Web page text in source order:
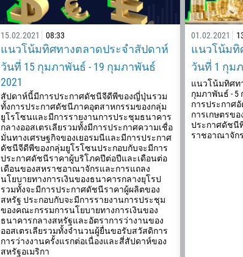
15.02.2021 08:33
แนวโน้มทิศทางตลาดประจำสัปดาห์
วันที่ 15 กุมภาพันธ์ - 19 กุมภาพันธ์
2021
สัปดาห์นี้มีการประกาศดัชนีจีดีพีของญี่ปุ่นรวม
ทั้งการประกาศดัชนีภาคอุตสาหกรรมของกลุ่ม
ยูโรโซนและมีการรายงานการประชุมธนาคาร
กลางออสเตรเลียรวมทั้งมีการประกาศความเชื่อ
มั่นทางเศรษฐกิจของเยอรมนีและมีการประกาศ
ดัชนีจีดีพีของกลุ่มยูโรโซนประกอบกับจะมีการ
ประกาศดัชนีราคาผู้บริโภคปีต่อปีและเดือนต่อ
เดือนของสหราชอาณาจักรและการแถลง
นโยบายทางการเงินของธนาคารกลางยุโรป
รวมทั้งจะมีการประกาศดัชนีราคาผู้ผลิตของ
สหรัฐ ประกอบกับจะมีการรายงานการประชุม
ของคณะกรรมการนโยบายทางการเงินของ
ธนาคารกลางสหรัฐและอัตราการว่างานของ
ออสเตรเลียรวมทั้งจำนวนผู้ยื่นขอรับสวัสดิการ
การว่างงานครั้งแรกต่อเนื่องและสี่สัปดาห์ของ
สหรัฐอเมริกา
01.02.2021
แนวโน้มทิ
วันที่ 1 กุม
แนวโน้มทิศท
กุมภาพันธ์ - 5
การประกาศ
การเกษตรข
ประกาศดัชนี
ราชอาณาจัก
1
355
213
376
244
1264
672
1268
54
374
297
สามารถโทรศัพท์หาได้เมื่อ
23:00
กรอกความเห็นของคุณ หากคุณต้อ
โทรกลับ